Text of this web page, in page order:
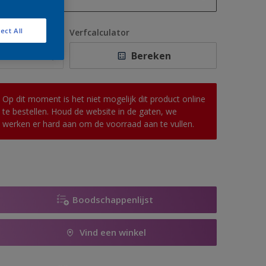
1 L
2,5 L
10 L
Verfcalculator
Bereken
Op dit moment is het niet mogelijk dit product online
te bestellen. Houd de website in de gaten, we
werken er hard aan om de voorraad aan te vullen.
Boodschappenlijst
Vind een winkel
All